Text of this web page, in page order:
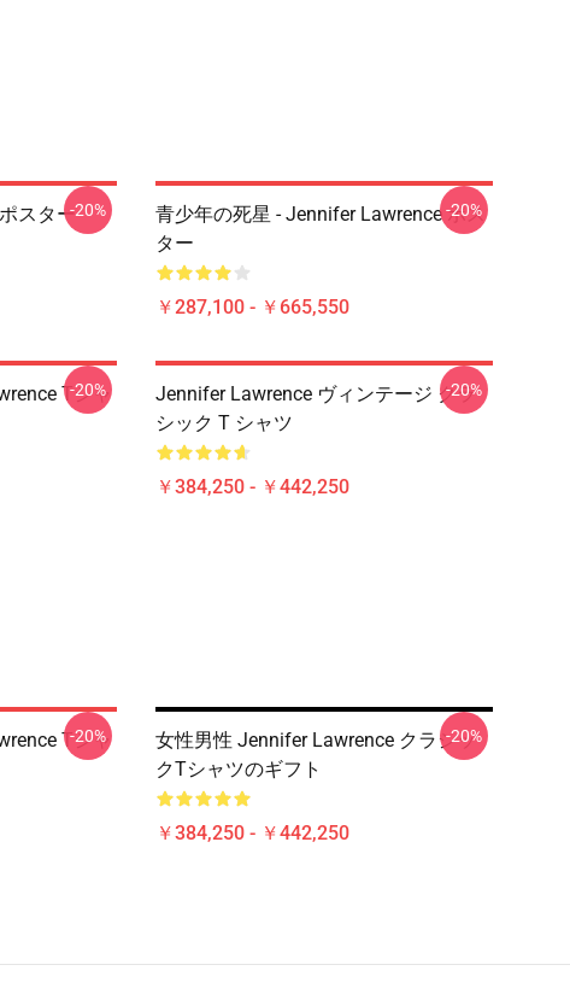
スター-20%
青少年の死星 - Jennifer Lawrence ポス
ター
￥287,100 - ￥665,550
-20%
Tシャ
-20%
Jennifer Lawrence ヴィンテージ クラ
シック T シャツ
￥384,250 - ￥442,250
-20%
Tシャ
-20%
女性男性 Jennifer Lawrence クラシッ
クTシャツのギフト
￥384,250 - ￥442,250
-20%